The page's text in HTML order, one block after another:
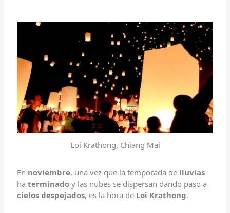
Loi Krathong, Chiang Mai
En noviembre, una vez que la temporada de lluvias
haterminado y las nubes se dispersan dando paso a
cielos despejados, es la hora de Loi Krathong.